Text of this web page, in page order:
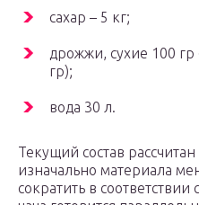
сахар – 5 кг;
дрожжи, сухие 100
гр);
вода 30 л.
Текущий состав
изначально материала
сократить в